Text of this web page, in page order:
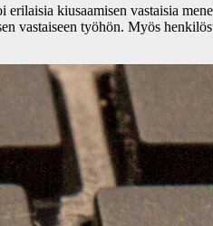
kiusaamisen vastaisia
vastaiseen työhön. Myös